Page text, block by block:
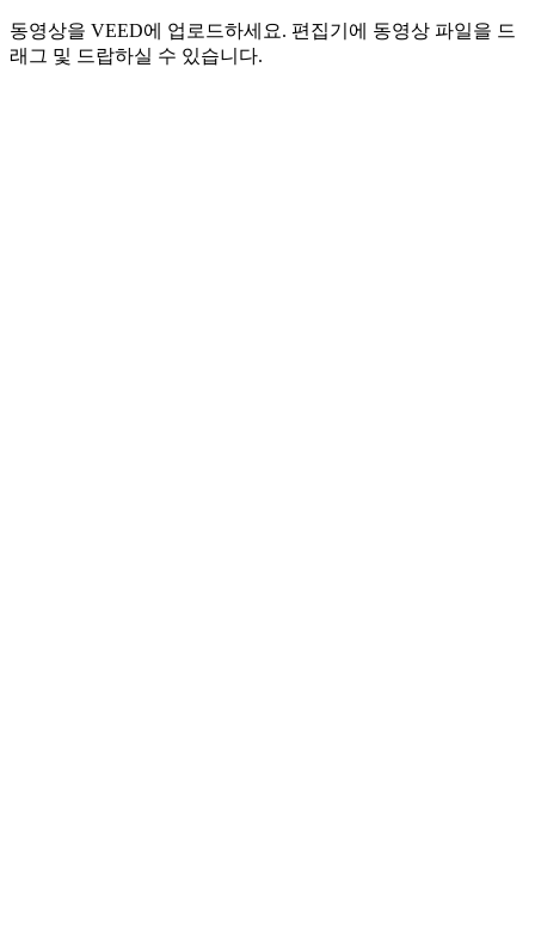
동영상을 VEED에 업로드하세요. 편집기에 동영상 파일을 드
래그 및 드랍하실 수 있습니다.